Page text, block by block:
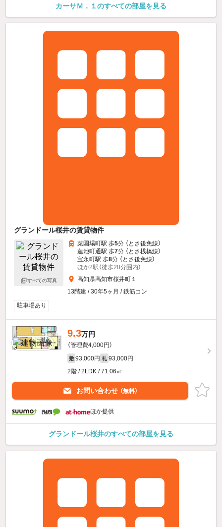
カーサＭ．１のすべての部屋を見る
グランドール桜井の賃貸物件
すべての写真
菜園場町駅 歩5分 （とさ後免線）
蓮池町通駅 歩7分 （とさ桟橋線）
宝永町駅 歩8分 （とさ後免線）
ほか2駅（徒歩20分圏内）
高知県高知市桜井町１
13階建 / 30年5ヶ月 / 鉄筋コン
駐車場あり
9.3万円
（管理費4,000円）
敷 93,000円 礼 93,000円
2階 / 2LDK / 71.06㎡
お問い合わせ （無料）
ほか提供
グランドール桜井のすべての部屋を見る